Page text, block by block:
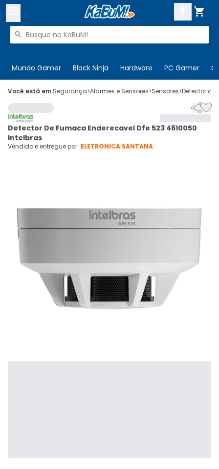

Buscar produtos

Mundo Gamer Black Ninja Hardware PC Gamer
 Olá. Acesse sua conta
 Departamentos
Cupons
CADASTRE-SE
Você está em:Segurança>Alarmes e Sensores>Sensores>Detector de

Detector De Fumaca Enderecavel Dfe 523 4610050
Intelbras
Vendido e entregue por: ELETRONICA SANTANA